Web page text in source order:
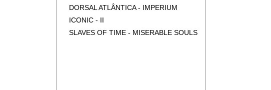
DORSAL ATLÂNTICA - IMPERIUM
ICONIC - II
SLAVES OF TIME - MISERABLE SOULS